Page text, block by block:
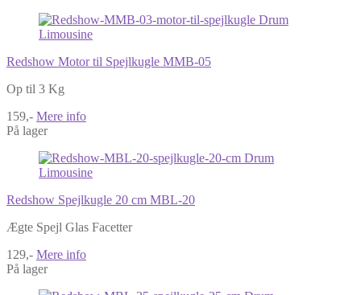
Redshow Motor til Spejlkugle MMB-05
Op til 3 Kg
159,- Mere info
På lager
Redshow Spejlkugle 20 cm MBL-20
Ægte Spejl Glas Facetter
129,- Mere info
På lager